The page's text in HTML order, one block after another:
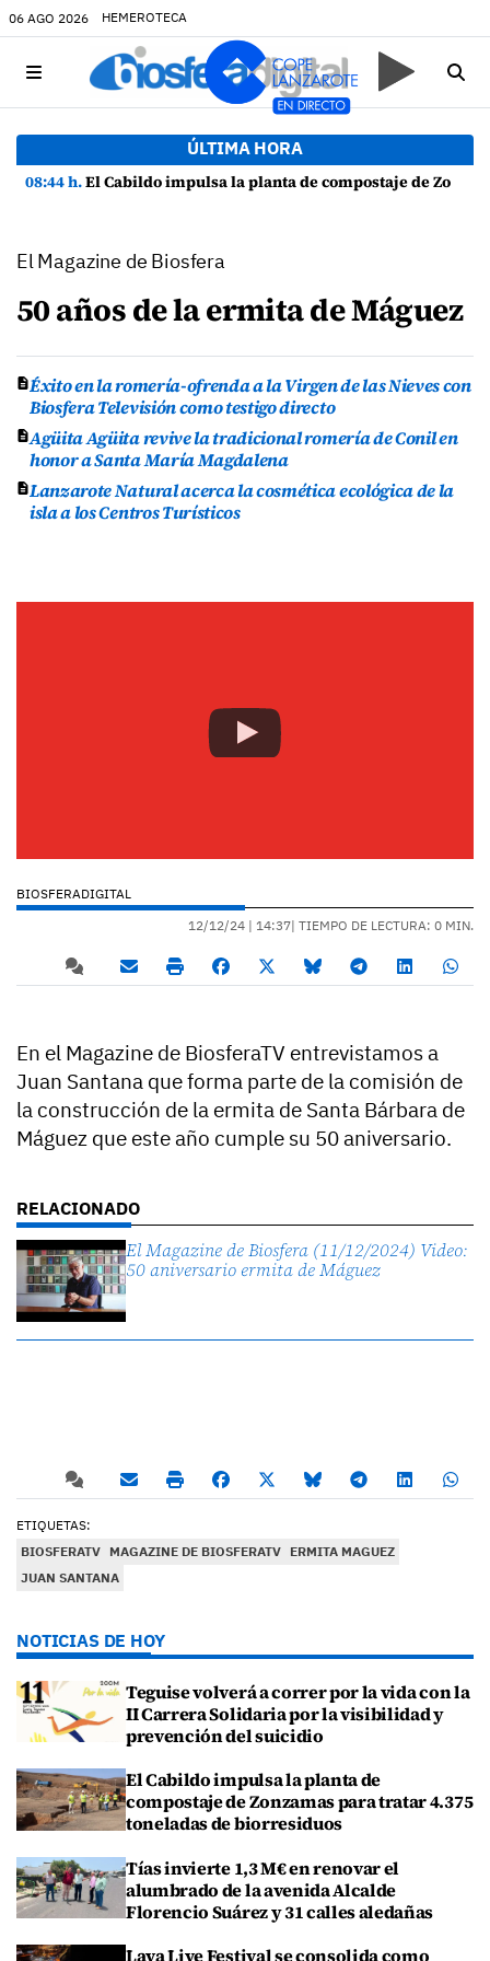
06 AGO 2026 HEMEROTECA
ÚLTIMA HORA
08:44 h.El Cabildo impulsa la planta de compostaje de Zonzamas para tratar 4.375 toneladas de biorresiduos
El Magazine de Biosfera
50 años de la ermita de Máguez
Éxito en la romería-ofrenda a la Virgen de las Nieves con
Biosfera Televisión como testigo directo
Agüita Agüita revive la tradicional romería de Conil en
honor a Santa María Magdalena
Lanzarote Natural acerca la cosmética ecológica de la
isla a los Centros Turísticos
BIOSFERADIGITAL
12/12/24 | 14:37| TIEMPO DE LECTURA: 0 MIN.
En el Magazine de BiosferaTV entrevistamos a
Juan Santana que forma parte de la comisión de
la construcción de la ermita de Santa Bárbara de
Máguez que este año cumple su 50 aniversario.
El Magazine de Biosfera (11/12/2024) Video:
50 aniversario ermita de Máguez
ETIQUETAS:
BIOSFERATV MAGAZINE DE BIOSFERATV ERMITA MAGUEZ
JUAN SANTANA
NOTICIAS DE HOY
Teguise volverá a correr por la vida con la
II Carrera Solidaria por la visibilidad y
prevención del suicidio
El Cabildo impulsa la planta de
compostaje de Zonzamas para tratar 4.375
toneladas de biorresiduos
Tías invierte 1,3 M€ en renovar el
alumbrado de la avenida Alcalde
Florencio Suárez y 31 calles aledañas
Lava Live Festival se consolida como